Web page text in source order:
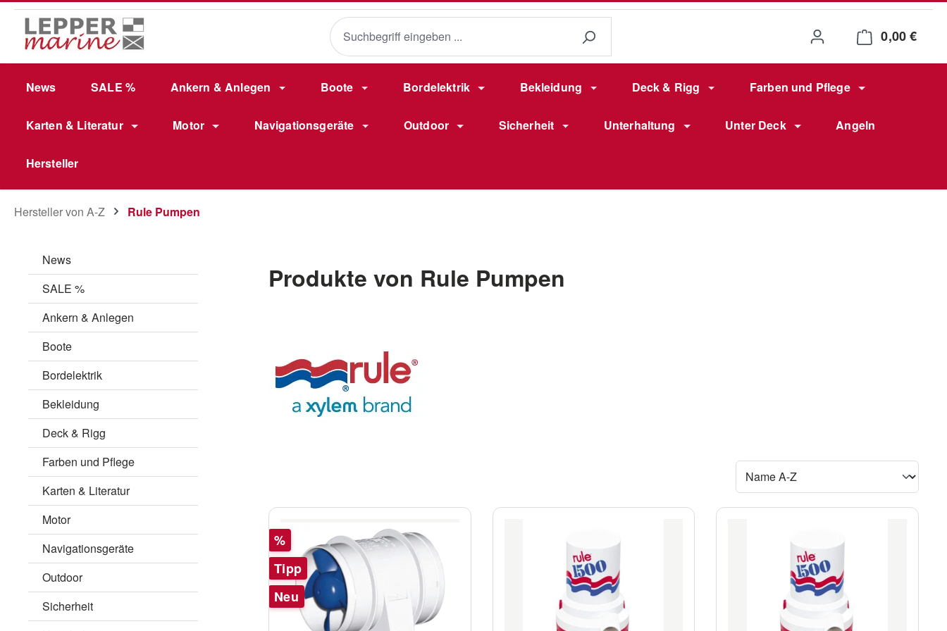
Hauptinhalt springen
Zur Suche springen
Zur Hauptnavigation springen
0,00 €
News SALE % Ankern & Anlegen Boote Bordelektrik Bekleidung Deck & Rigg Farben und Pflege
Karten & Literatur Motor Navigationsgeräte Outdoor Sicherheit Unterhaltung Unter Deck Angeln
Hersteller
Hersteller von A-Z Rule Pumpen
News
SALE %
Ankern & Anlegen
Boote
Bordelektrik
Bekleidung
Deck & Rigg
Farben und Pflege
Karten & Literatur
Motor
Navigationsgeräte
Outdoor
Sicherheit
Produkte von Rule Pumpen
Rabatt
%
Tipp
Neu